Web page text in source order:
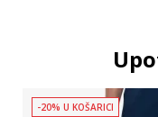
-20% U KOŠARICI